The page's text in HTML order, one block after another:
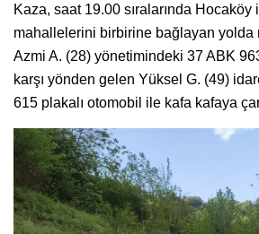
Kaza, saat 19.00 sıralarında
mahallelerini birbirine bağlayan yolda
Azmi A. (28) yönetimindeki 37 ABK
karşı yönden gelen Yüksel G. (49)
615 plakalı otomobil ile kafa kafaya